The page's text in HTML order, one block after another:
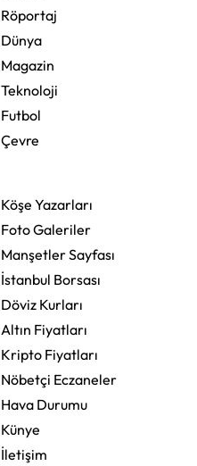
Röportaj
Dünya
Magazin
Teknoloji
Futbol
Çevre
Köşe Yazarları
Foto Galeriler
Manşetler Sayfası
İstanbul Borsası
Döviz Kurları
Altın Fiyatları
Kripto Fiyatları
Nöbetçi Eczaneler
Hava Durumu
Künye
İletişim